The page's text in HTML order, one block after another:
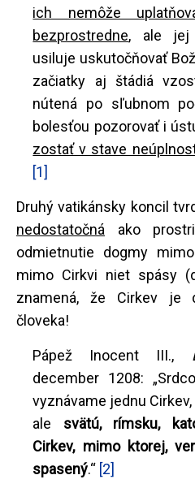
ich nemôže
bezprostredne, ale jej
usiluje uskutočňovať
začiatky aj štádiá
nútená po sľubnom
bolesťou pozorovať i
zostať v stave
[1]
Druhý vatikánsky koncil
nedostatočná ako
odmietnutie dogmy
mimo Cirkvi niet spásy
znamená, že Cirkev je
človeka!
Pápež Inocent III.,
december 1208:
vyznávame jednu
ale svätú, rímsku,
Cirkev, mimo ktorej,
spasený.“ [2]